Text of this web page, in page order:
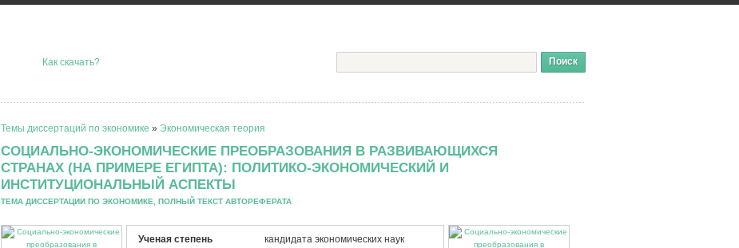
Как скачать?
Темы диссертаций по экономике » Экономическая теория
СОЦИАЛЬНО-ЭКОНОМИЧЕСКИЕ ПРЕОБРАЗОВАНИЯ В РАЗВИВАЮЩИХСЯ
СТРАНАХ (НА ПРИМЕРЕ ЕГИПТА): ПОЛИТИКО-ЭКОНОМИЧЕСКИЙ И
ИНСТИТУЦИОНАЛЬНЫЙ АСПЕКТЫ
ТЕМА ДИССЕРТАЦИИ ПО ЭКОНОМИКЕ, ПОЛНЫЙ ТЕКСТ АВТОРЕФЕРАТА
Ученая степень кандидата экономических наук